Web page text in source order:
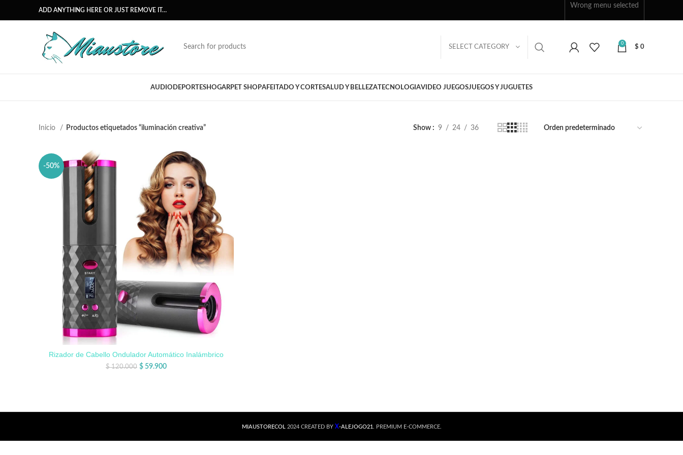
ADD ANYTHING HERE OR JUST REMOVE IT…
Wrong menu selected
SELECT CATEGORY
0
$ 0
AUDIO DEPORTESHOGARPET SHOPAFEITADO Y CORTESALUD Y BELLEZATECNOLOGIAVIDEO JUEGOSJUEGOS Y JUGUETES
Inicio Productos etiquetados “iluminación creativa” Show 9 24 36
-50%
Rizador de Cabello Ondulador Automático Inalámbrico
$120.000 $ 59.900
MIAUSTORECOL 2024 CREATED BY X-ALEJOGO21 . PREMIUM E-COMMERCE.